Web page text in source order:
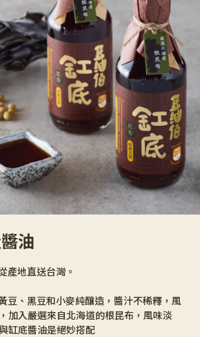
油
產地直送台灣。
豆、黑豆和小麥純釀造，醬汁不稀釋，風
加入嚴選來自北海道的根昆布，風味淡
缸底醬油是絕妙搭配